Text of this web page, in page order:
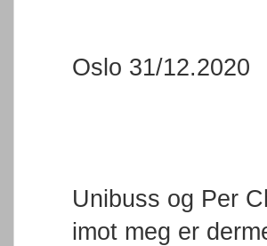
Oslo 31/12.2020
Unibuss og Per
imot meg er